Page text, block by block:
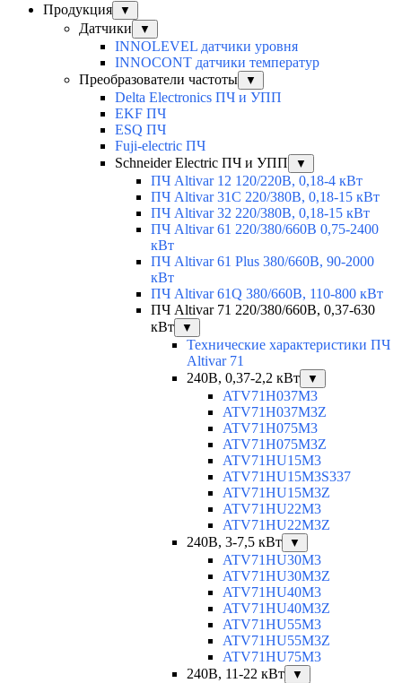
Продукция
▼
Датчики ▼
INNOLEVEL датчики уровня
INNOCONT датчики температур
Преобразователи частоты
▼
Delta Electronics ПЧ и УПП
EKF ПЧ
ESQ ПЧ
Fuji-electric ПЧ
Schneider Electric ПЧ и УПП
▼
ПЧ Altivar 12 120/220В, 0,18-4 кВт
ПЧ Altivar 31C 220/380В, 0,18-15 кВт
ПЧ Altivar 32 220/380В, 0,18-15 кВт
ПЧ Altivar 61 220/380/660В 0,75-2400
кВт
ПЧ Altivar 61 Plus 380/660В, 90-2000
кВт
ПЧ Altivar 61Q 380/660В, 110-800 кВт
ПЧ Altivar 71 220/380/660В, 0,37-630
кВт
▼
Технические характеристики ПЧ
Altivar 71
240В, 0,37-2,2 кВт
▼
ATV71H037M3
ATV71H037M3Z
ATV71H075M3
ATV71H075M3Z
ATV71HU15M3
ATV71HU15M3S337
ATV71HU15M3Z
ATV71HU22M3
ATV71HU22M3Z
240В, 3-7,5 кВт
▼
ATV71HU30M3
ATV71HU30M3Z
ATV71HU40M3
ATV71HU40M3Z
ATV71HU55M3
ATV71HU55M3Z
ATV71HU75M3
240В, 11-22 кВт
▼